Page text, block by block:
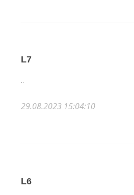
L7
..
29.08.2023 15:04:10
L6